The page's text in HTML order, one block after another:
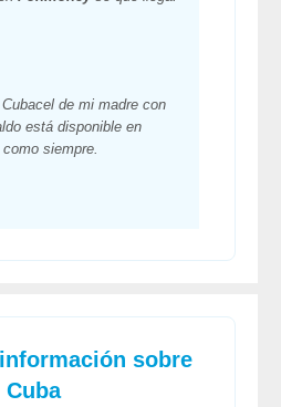
de mi madre con
está disponible en
siempre.
sobre
Cuba